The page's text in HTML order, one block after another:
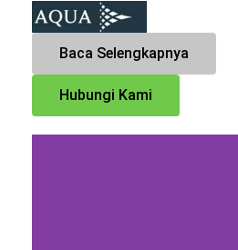
Baca Selengkapnya
Hubungi Kami